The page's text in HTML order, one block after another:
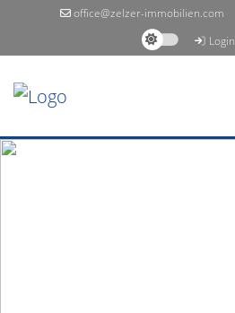
office@zelzer-immobilien.com
Login